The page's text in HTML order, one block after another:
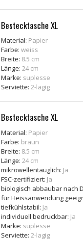
Bestecktasche XL
Material: Papier
Farbe: weiss
Breite: 8.5 cm
Länge: 24 cm
Marke: suplesse
Serviette: 2-lagig
Bestecktasche XL
Material: Papier
Farbe: braun
Breite: 8.5 cm
Länge: 24 cm
mikrowellentauglich: Ja
FSC-zertifiziert: Ja
biologisch abbaubar nach
für Heissanwendung
tiefkühlstabil: Ja
individuell bedruckbar: Ja
Marke: suplesse
Serviette: 2-lagig